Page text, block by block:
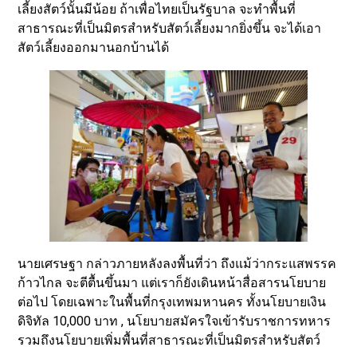
เลี้ยงสัตว์นั้นมีน้อย ถ้าเพื่อไทยเป็นรัฐบาล จะทำพื้นที่
สาธารณะที่เป็นมิตรสำหรับสัตว์เลี้ยงมากยิ่งขึ้น จะได้เอา
สัตว์เลี้ยงออกมานอกบ้านได้
นายเศรษฐา กล่าวภายหลังลงพื้นที่ว่า ถึงแม้ว่ากระแสพรรค
ก้าวไกล จะตีตื้นขึ้นมา แต่เราก็ยังเดินหน้าสื่อสารนโยบาย
ต่อไป โดยเฉพาะในพื้นที่กรุงเทพมหานคร ทั้งนโยบายเงิน
ดิจิทัล 10,000 บาท , นโยบายสมัครใจเข้ารับราชการทหาร
รวมถึงนโยบายเพิ่มพื้นที่สาธารณะที่เป็นมิตรสำหรับสัตว์